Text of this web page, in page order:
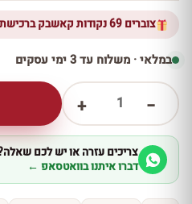
צוברים 69 נקודות קאשבק ברכישת מוצר זה
במלאי · משלוח עד 3 ימי עסקים
−
1
+
צריכים עזרה או יש לכם
דברו איתנו בוואטסאפ ←